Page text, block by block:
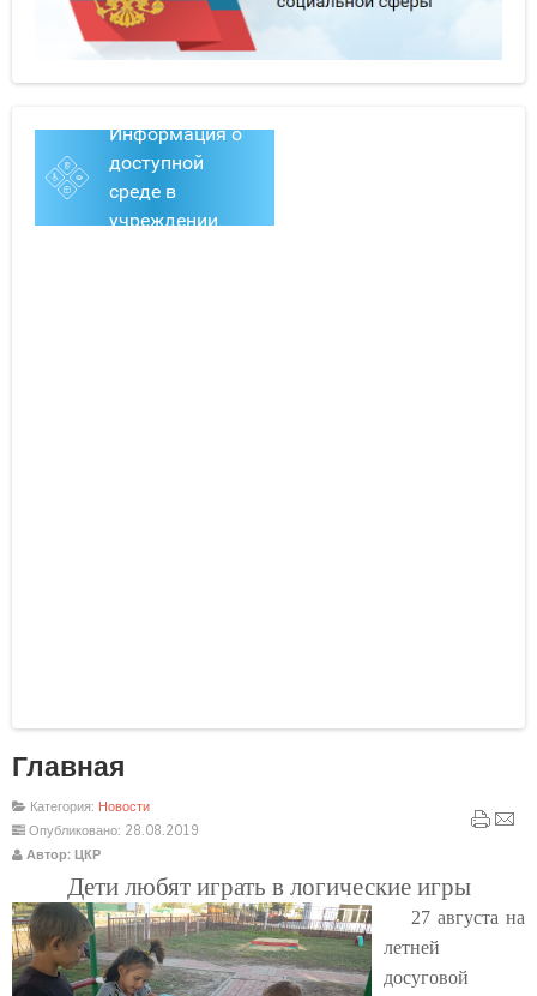
Шаблоны Joomla 3
Главная
Категория: Новости
Опубликовано: 28.08.2019
Автор: ЦКР
Дети любят играть в логические игры
27 августа на
летней
досуговой